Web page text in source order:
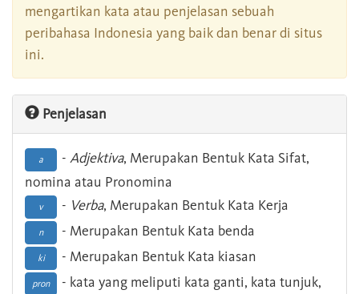
mengartikan kata atau penjelasan sebuah
peribahasa Indonesia yang baik dan benar di situs
ini.
Penjelasan
a - Adjektiva, Merupakan Bentuk Kata Sifat,
nomina atau Pronomina
v - Verba, Merupakan Bentuk Kata Kerja
n - Merupakan Bentuk Kata benda
ki - Merupakan Bentuk Kata kiasan
pron
- kata yang meliputi kata ganti, kata tunjuk,